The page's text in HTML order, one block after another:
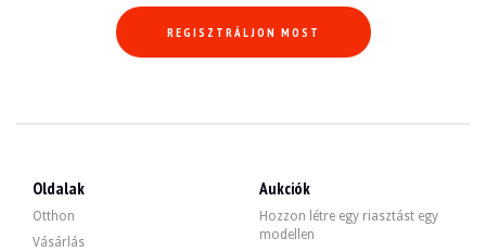
BMW M5 e28 — Eladva
REGISZTRÁLJON MOST
Oldalak
Otthon
Vásárlás
Aukciók
Hozzon létre egy riasztást egy
modellen